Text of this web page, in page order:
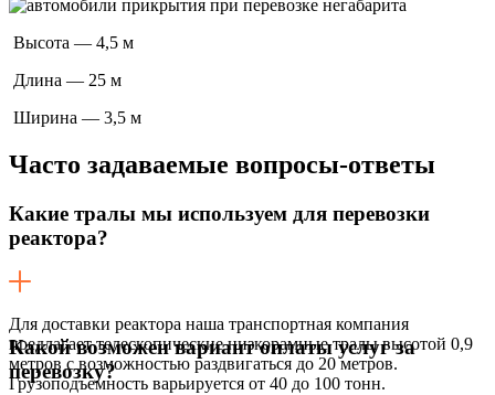
Высота — 4,5 м
Длина — 25 м
Ширина — 3,5 м
Часто задаваемые вопросы-ответы
Какие тралы мы используем для перевозки
реактора?
Для доставки реактора наша транспортная компания
предлагает телескопические низкорамные тралы высотой 0,9
метров с возможностью раздвигаться до 20 метров.
Грузоподъемность варьируется от 40 до 100 тонн.
Какой возможен вариант оплаты услуг за
перевозку?